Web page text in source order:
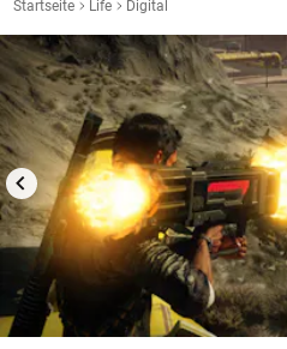
Startseite Life Digital